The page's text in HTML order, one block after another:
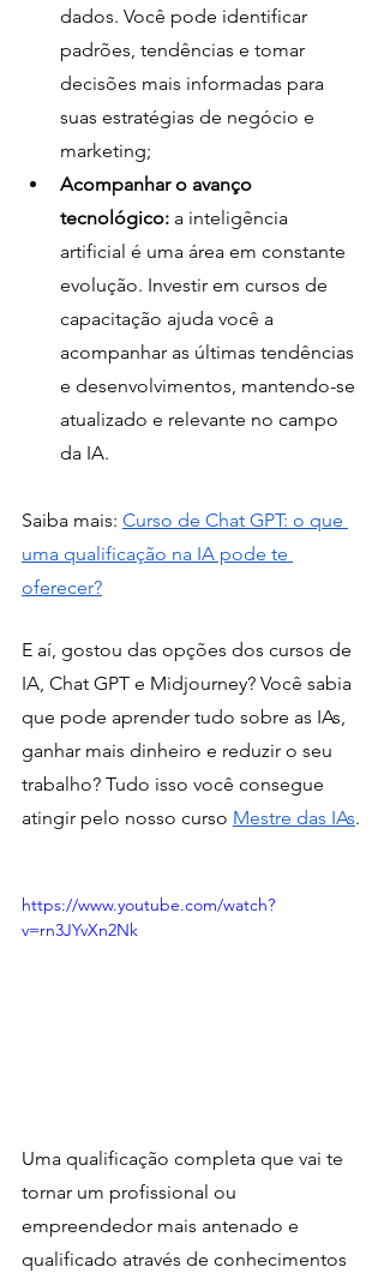
dados. Você pode identificar
padrões, tendências e tomar
decisões mais informadas para
suas estratégias de negócio e
marketing;
Acompanhar o avanço
tecnológico: a inteligência
artificial é uma área em constante
evolução. Investir em cursos de
capacitação ajuda você a
acompanhar as últimas tendências
e desenvolvimentos, mantendo-se
atualizado e relevante no campo
da IA.
Saiba mais: Curso de Chat GPT: o que
uma qualificação na IA pode te
oferecer?
E aí, gostou das opções dos cursos de
IA, Chat GPT e Midjourney? Você sabia
que pode aprender tudo sobre as IAs,
ganhar mais dinheiro e reduzir o seu
trabalho? Tudo isso você consegue
atingir pelo nosso curso Mestre das IAs.
https://www.youtube.com/watch?
v=rn3JYvXn2Nk
Uma qualificação completa que vai te
tornar um profissional ou
empreendedor mais antenado e
qualificado através de conhecimentos